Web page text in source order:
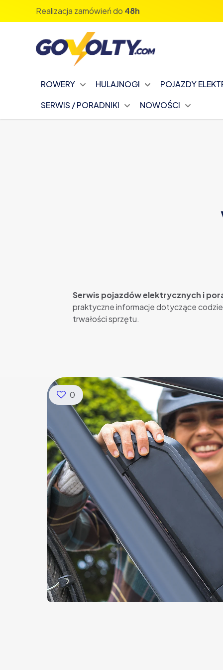
Realizacja zamówień do 48h
ROWERY HULAJNOGI
POJAZDY
SERWIS / PORADNIKI
NOWOŚCI
Serwis pojazdów elektrycznych i
praktyczne informacje dotyczące
trwałości sprzętu.
0